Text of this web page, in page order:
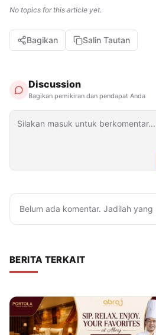
No topics for this article yet.
Bagikan Salin Tautan
Discussion
Bagikan pemikiran dan pendapat Anda
Belum ada komentar. Jadilah
BERITA TERKAIT